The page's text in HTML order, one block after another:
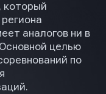
который
аналогов ни в
целью
по